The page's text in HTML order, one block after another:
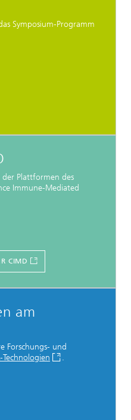
Symposium-Programm
Plattformen des
Immune-Mediated
CIMD
am
Forschungs- und
Technologien .